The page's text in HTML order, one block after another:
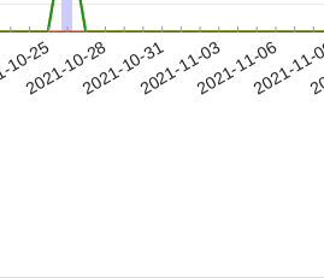
25
2021-10-282021-10-312021-11-032021-11-06
2021-